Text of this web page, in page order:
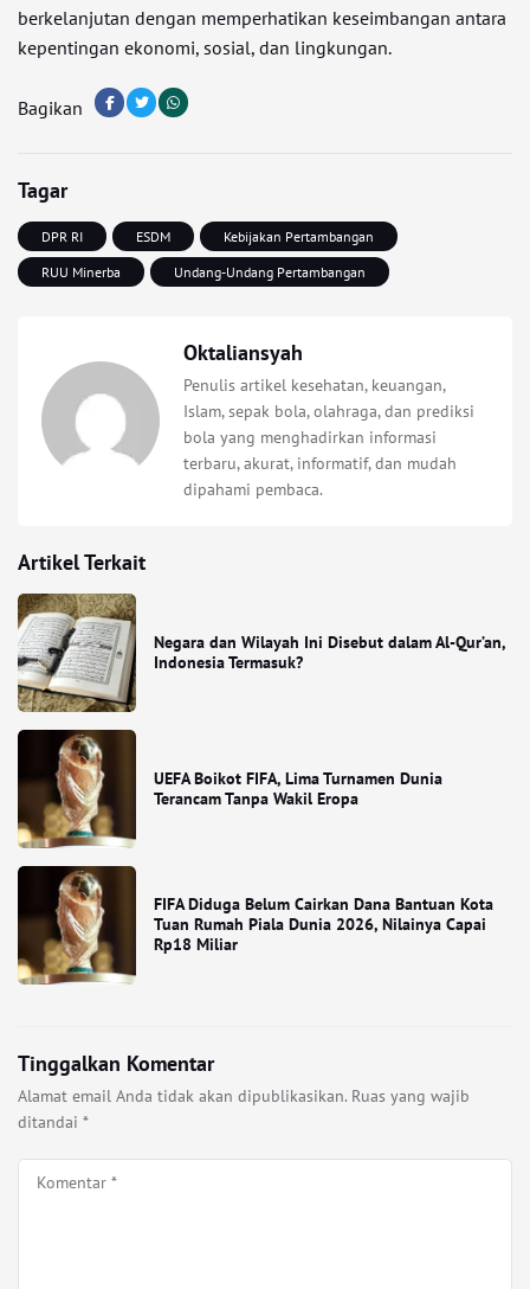
berkelanjutan dengan memperhatikan keseimbangan antara
kepentingan ekonomi, sosial, dan lingkungan.
Bagikan
Tagar
DPR RI ESDM
Kebijakan Pertambangan
RUU Minerba
Undang-Undang Pertambangan
Oktaliansyah
Penulis artikel kesehatan, keuangan,
Islam, sepak bola, olahraga, dan prediksi
bola yang menghadirkan informasi
terbaru, akurat, informatif, dan mudah
dipahami pembaca.
Artikel Terkait
Negara dan Wilayah Ini Disebut dalam Al-Qur’an,
Indonesia Termasuk?
UEFA Boikot FIFA, Lima Turnamen Dunia
Terancam Tanpa Wakil Eropa
FIFA Diduga Belum Cairkan Dana Bantuan Kota
Tuan Rumah Piala Dunia 2026, Nilainya Capai
Rp18 Miliar
Tinggalkan Komentar
Alamat email Anda tidak akan dipublikasikan. Ruas yang wajib
ditandai *